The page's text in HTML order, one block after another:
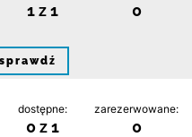
1 z 1 0
sprawdź
dostępne:
0 z 1
zarezerwowane:
0